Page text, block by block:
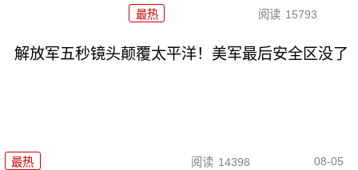
最热 阅读 15793
解放军五秒镜头颠覆太平洋！美军最后安全区没了
最热 阅读 14398 08-05